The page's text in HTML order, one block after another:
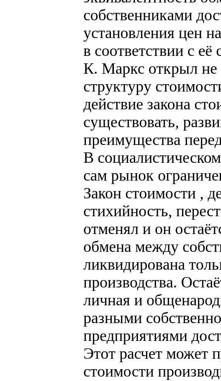
собственниками
установления цен
в соответствии с
К. Маркс открыл не
структуру
действие закона
существовать,
преимущества
В
сам рынок
Закон стоимости ,
стихийность,
отменял и он
обмена между
ликвидирована
производства.
личная и
разными
предприятиями
Этот расчет может
стоимости